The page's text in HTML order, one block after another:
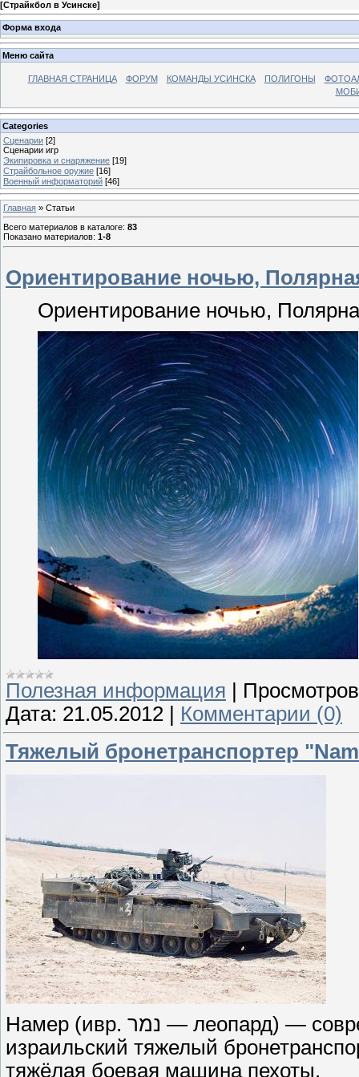
[Страйкбол в Усинске]
Форма входа
Меню сайта
ГЛАВНАЯ СТРАНИЦА ФОРУМ КОМАНДЫ УСИНСКА ПОЛИГОНЫ
Categories
Сценарии [2]
Сценарии игр
Экипировка и снаряжение [19]
Страйбольное оружие [16]
Военный информаторий [46]
Главная » Статьи
Всего материалов в каталоге: 83
Показано материалов: 1-8
Ориентирование ночью,
Ориентирование ночью,
Полезная информация |
Дата: 21.05.2012 | Комментарии (0)
Тяжелый бронетранспортер
Намер (ивр. נמר‎ — леопард) — современный высокотехнологичный
израильский тяжелый
тяжёлая боевая машина пехоты.